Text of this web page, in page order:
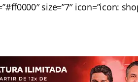
size=”7″ icon=”icon: